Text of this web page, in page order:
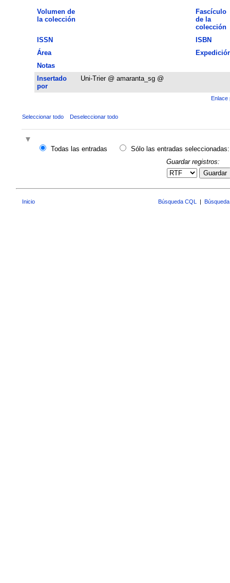
Volumen de
la colección
Fascículo
de la
colección
ISSN
ISBN
Área
Notas
Insertado
por
Uni-Trier @ amaranta_sg @
Enlace
Seleccionar todo Deseleccionar todo
Todas las entradas
Sólo las entradas seleccionadas:
Guardar registros:
Guardar
Inicio Búsqueda CQL